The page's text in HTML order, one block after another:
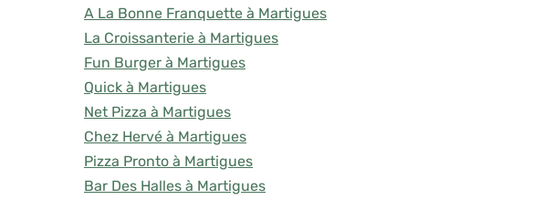
A La Bonne Franquette à Martigues
La Croissanterie à Martigues
Fun Burger à Martigues
Quick à Martigues
Net Pizza à Martigues
Chez Hervé à Martigues
Pizza Pronto à Martigues
Bar Des Halles à Martigues